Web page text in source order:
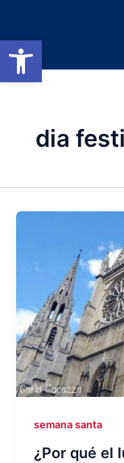
Abrir barra de
contenido
dia
semana santa
¿Por qué el